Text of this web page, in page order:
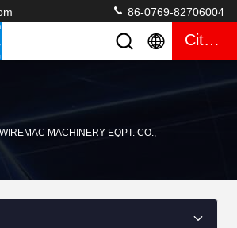
86-0769-82706004
Citaat
MACHINERY EQPT. CO.,